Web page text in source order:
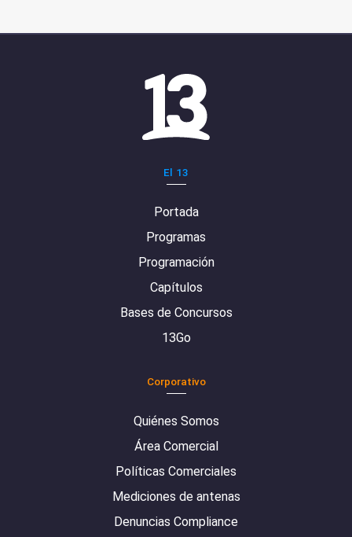
El 13
Portada
Programas
Programación
Capítulos
Bases de Concursos
13Go
Corporativo
Quiénes Somos
Área Comercial
Políticas Comerciales
Mediciones de antenas
Denuncias Compliance